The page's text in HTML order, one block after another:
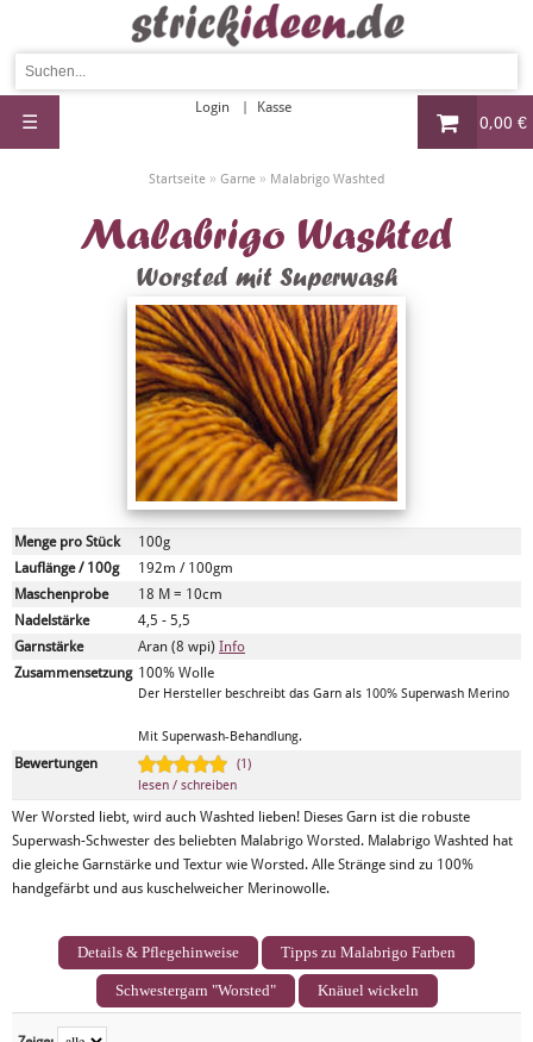
0,00 €
Login Kasse
☰
Startseite » Garne » Malabrigo Washted
Malabrigo Washted
Worsted mit Superwash
Menge pro Stück
100g
Lauflänge / 100g
192m / 100gm
Maschenprobe
18 M = 10cm
Nadelstärke
4,5 - 5,5
Garnstärke
Aran (8 wpi) Info
Zusammensetzung 100% Wolle
Der Hersteller beschreibt das Garn als 100% Superwash Merino
Mit Superwash-Behandlung.
Bewertungen
(1)
lesen / schreiben
Wer Worsted liebt, wird auch Washted lieben! Dieses Garn ist die robuste
Superwash-Schwester des beliebten Malabrigo Worsted. Malabrigo Washted hat
die gleiche Garnstärke und Textur wie Worsted. Alle Stränge sind zu 100%
handgefärbt und aus kuschelweicher Merinowolle.
Details & Pflegehinweise Tipps zu Malabrigo Farben
Schwestergarn "Worsted" Knäuel wickeln